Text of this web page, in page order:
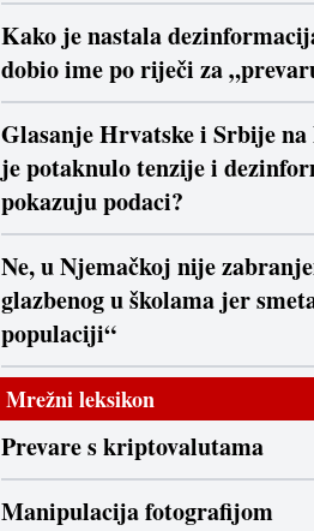
Kako je nastala
dobio ime po riječi za
Glasanje Hrvatske i Srbije na
je potaknulo tenzije i
pokazuju podaci?
Ne, u Njemačkoj nije
glazbenog u školama jer
populaciji“
Mrežni leksikon
Prevare s kriptovalutama
Manipulacija fotografijom